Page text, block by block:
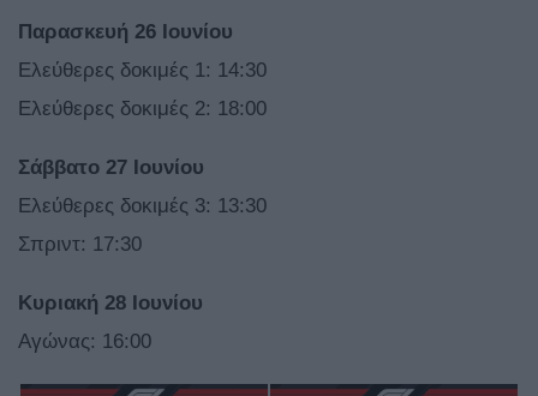
Παρασκευή 26 Ιουνίου
Ελεύθερες δοκιμές 1: 14:30
Ελεύθερες δοκιμές 2: 18:00
Σάββατο 27 Ιουνίου
Ελεύθερες δοκιμές 3: 13:30
Σπριντ: 17:30
Κυριακή 28 Ιουνίου
Αγώνας: 16:00